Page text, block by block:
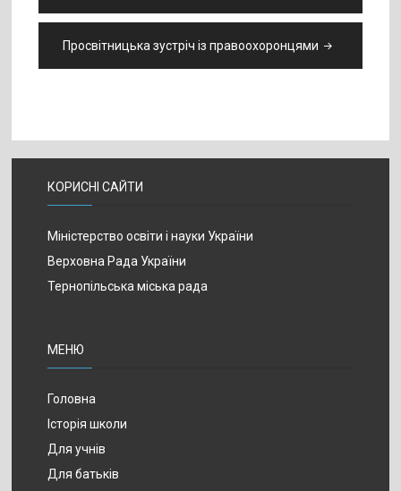
Просвітницька зустріч із правоохоронцями
КОРИСНІ САЙТИ
Міністерство освіти і науки України
Верховна Рада України
Тернопільська міська рада
МЕНЮ
Головна
Історія школи
Для учнів
Для батьків